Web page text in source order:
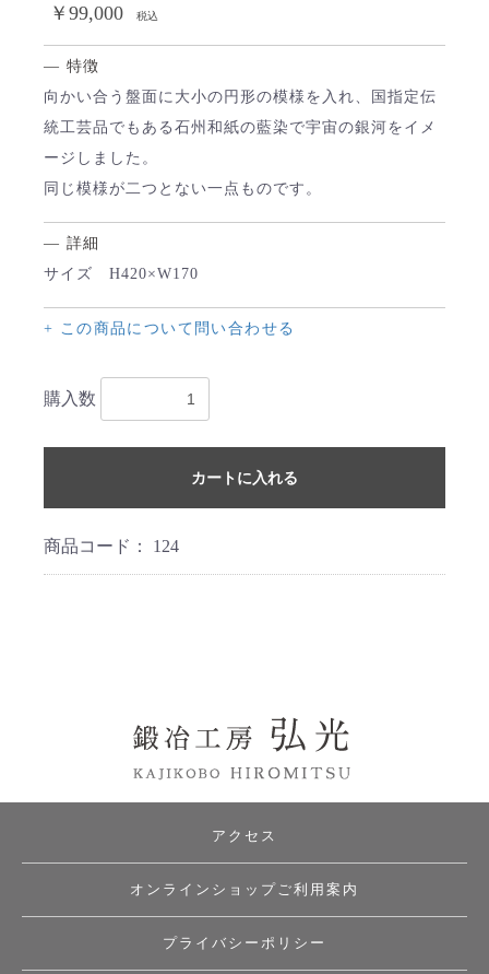
￥99,000
税込
— 特徴
向かい合う盤面に大小の円形の模様を入れ、国指定伝
統工芸品でもある石州和紙の藍染で宇宙の銀河をイメ
ージしました。
同じ模様が二つとない一点ものです。
— 詳細
サイズ H420×W170
+ この商品について問い合わせる
購入数
カートに入れる
お買い物を続ける カートへ進む
商品コード： 124
アクセス
オンラインショップご利用案内
プライバシーポリシー